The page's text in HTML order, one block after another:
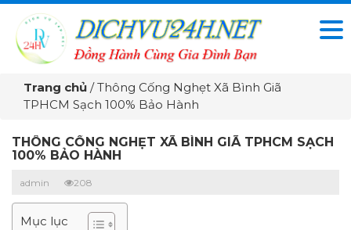
Trang chủ /Thông Cống Nghẹt Xã Bình Giã
TPHCM Sạch 100% Bảo Hành
THÔNG CỐNG NGHẸT XÃ BÌNH GIÃ TPHCM SẠCH
100% BẢO HÀNH
admin 208
Mục lục